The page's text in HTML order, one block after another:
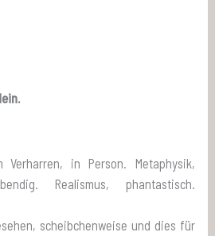
in Person. Metaphysik,
Realismus, phantastisch.
scheibchenweise und dies für